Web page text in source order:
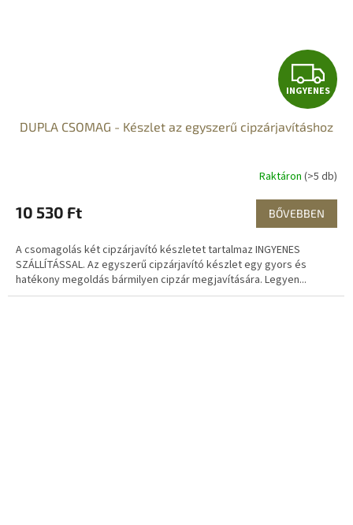
I
N
G
Y
E
N
S
INGYENES
DUPLA CSOMAG - Készlet az egyszerű cipzárjavításhoz
Raktáron (>5 db)
10 530 Ft BŐVEBBEN
A csomagolás két cipzárjavító készletet tartalmaz INGYENES
SZÁLLÍTÁSSAL. Az egyszerű cipzárjavító készlet egy gyors és
hatékony megoldás bármilyen cipzár megjavítására. Legyen...